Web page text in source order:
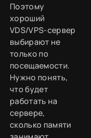
Поэтому
хороший
VDS/VPS-сервер
выбирают не
только по
посещаемости.
Нужно понять,
что будет
работать на
сервере,
сколько памяти